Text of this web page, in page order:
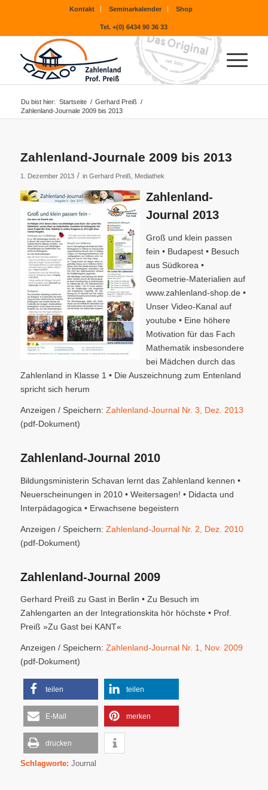
Kontakt Seminarkalender Shop
Tel. +(0) 6434 90 36 33
Du bist hier: Startseite / Gerhard Preiß /
Zahlenland-Journale 2009 bis 2013
Zahlenland-Journale 2009 bis 2013
1. Dezember 2013 / in Gerhard Preiß, Mediathek
Zahlenland-
Journal 2013
Groß und klein passen
fein • Budapest • Besuch
aus Südkorea •
Geometrie-Materialien auf
www.zahlenland-shop.de •
Unser Video-Kanal auf
youtube • Eine höhere
Motivation für das Fach
Mathematik insbesondere
bei Mädchen durch das
Zahlenland in Klasse 1 • Die Auszeichnung zum Entenland
spricht sich herum
Anzeigen / Speichern: Zahlenland-Journal Nr. 3, Dez. 2013
(pdf-Dokument)
Zahlenland-Journal 2010
Bildungsministerin Schavan lernt das Zahlenland kennen •
Neuerscheinungen in 2010 • Weitersagen! • Didacta und
Interpädagogica • Erwachsene begeistern
Anzeigen / Speichern: Zahlenland-Journal Nr. 2, Dez. 2010
(pdf-Dokument)
Zahlenland-Journal 2009
Gerhard Preiß zu Gast in Berlin • Zu Besuch im
Zahlengarten an der Integrationskita hör höchste • Prof.
Preiß »Zu Gast bei KANT«
Anzeigen / Speichern: Zahlenland-Journal Nr. 1, Nov. 2009
(pdf-Dokument)
teilen teilen
E-Mail merken
drucken
Schlagworte: Journal